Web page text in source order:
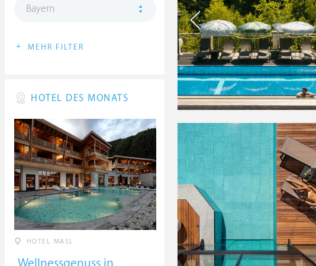
Bayern
+ MEHR FILTER
HOTEL DES MONATS
HOTEL MASL